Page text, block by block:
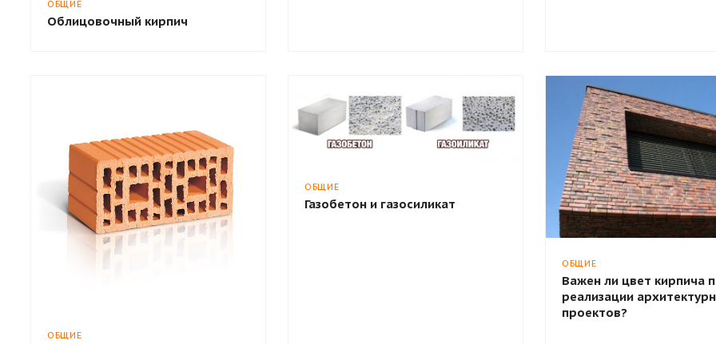
ОБЩИЕ
Облицовочный кирпич
ОБЩИЕ
ОБЩИЕ
Газобетон и газосиликат
ОБЩИЕ
Важен ли цвет кирпича
реализации
проектов?